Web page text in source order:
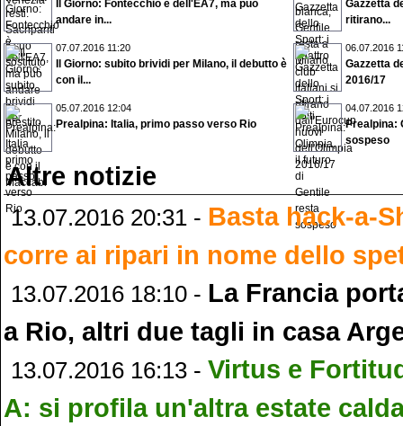
Il Giorno: Fontecchio è dell'EA7, ma può
andare in...
Gazzetta
ritirano...
07.07.2016 11:20
Il Giorno: subito brividi per Milano, il debutto è
con il...
06.07.2016
Gazzetta
2016/17
05.07.2016 12:04
Prealpina: Italia, primo passo verso Rio
04.07.2016
Prealpina:
sospeso
Altre notizie
13.07.2016 20:31 - Basta hack-a-
corre ai ripari in nome dello
13.07.2016 18:10 - La Francia
a Rio, altri due tagli in casa
13.07.2016 16:13 - Virtus e
A: si profila un'altra estate